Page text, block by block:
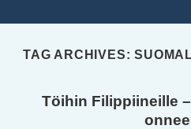
TAG ARCHIVES:
Töihin Filippiineille